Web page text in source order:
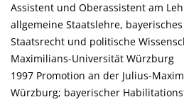
Assistent und Oberassistent am
allgemeine Staatslehre,
Staatsrecht und politische
Maximilians-Universität Würzburg
1997 Promotion an der Julius-
Würzburg; bayerischer